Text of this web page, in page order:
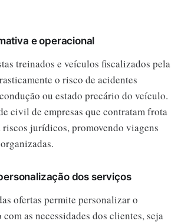
e operacional
treinados e veículos fiscalizados pela
o risco de acidentes
ou estado precário do veículo.
civil de empresas que contratam frota
jurídicos, promovendo viagens
dos serviços
ofertas permite personalizar o
as necessidades dos clientes, seja